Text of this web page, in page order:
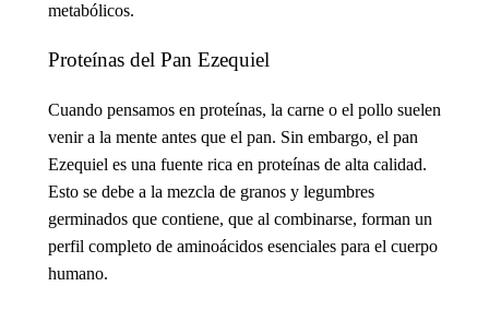
metabólicos.
Proteínas del Pan Ezequiel
Cuando pensamos en proteínas, la carne o el pollo suelen
venir a la mente antes que el pan. Sin embargo, el pan
Ezequiel es una fuente rica en proteínas de alta calidad.
Esto se debe a la mezcla de granos y legumbres
germinados que contiene, que al combinarse, forman un
perfil completo de aminoácidos esenciales para el cuerpo
humano.